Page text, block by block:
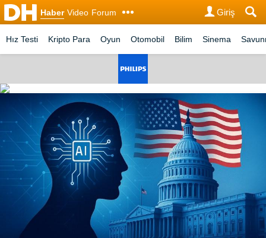
Haber Video Forum Giriş
Hız Testi Kripto Para Oyun Otomobil Bilim Sinema